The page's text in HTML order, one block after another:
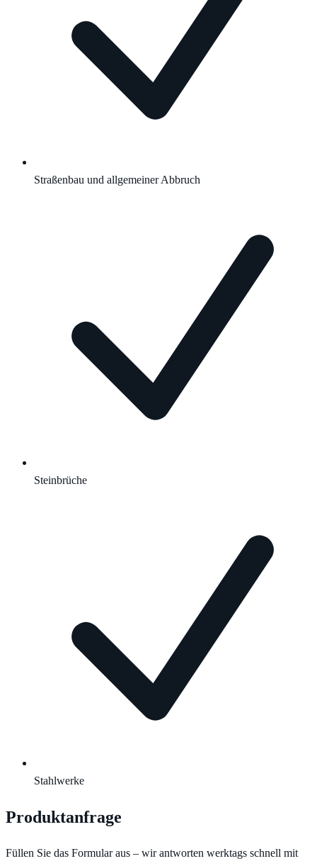
Straßenbau und allgemeiner Abbruch
Steinbrüche
Stahlwerke
Produktanfrage
Füllen Sie das Formular aus – wir antworten werktags schnell mit